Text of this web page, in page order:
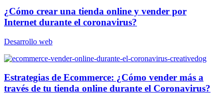
¿Cómo crear una tienda online y vender por
Internet durante el coronavirus?
Desarrollo web
Estrategias de Ecommerce: ¿Cómo vender más a
través de tu tienda online durante el Coronavirus?